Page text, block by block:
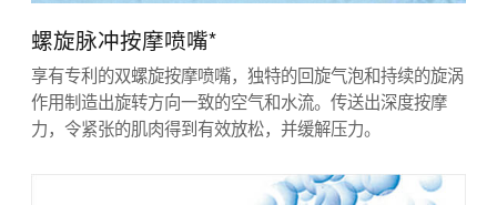
螺旋脉冲按摩喷嘴*
享有专利的双螺旋按摩喷嘴，独特的回旋气泡和持续的旋涡
作用制造出旋转方向一致的空气和水流。传送出深度按摩
力，令紧张的肌肉得到有效放松，并缓解压力。